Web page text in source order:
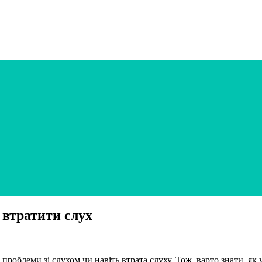
слух
зі слухом чи навіть втрата слуху. Тож, варто знати, як